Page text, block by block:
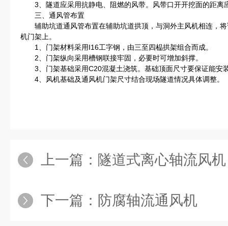
3、隧道应采用抗静电、阻燃的风带。风带口开开挖面的距离
三、通风管布置
辅助坑道通风管布置在辅助坑道拱顶，与洞外主风机相连，将
机门架上。
1、门架材料采用I16工字钢，由三至四榀拱架组合而成。
2、门架纵向采用槽钢联接牢固，必要时可增加斜撑。
3、门架基础采用C20混凝土浇筑。基础顶面尺寸要保证能安
4、风机基础及通风机门架尺寸结合现场隧道情况具体调整。
上一篇： 隧道式离心轴流风机
下一篇： 防腐轴流通风机